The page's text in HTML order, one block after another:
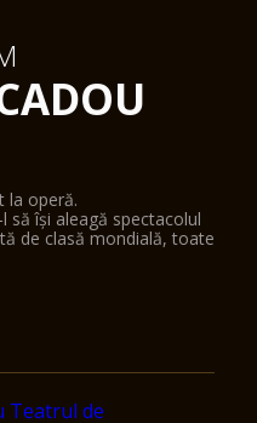
la operă.
să își aleagă spectacolul
de clasă mondială, toate